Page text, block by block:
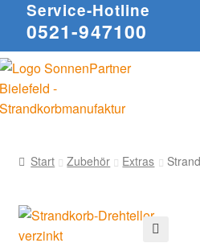
Service-Hotline
0521-947100
Start Zubehör Extras